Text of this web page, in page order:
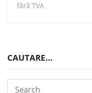
fără TVA
CAUTARE…